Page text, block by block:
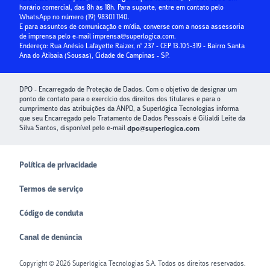
Crédito para Condomínios
Paybox
horário comercial, das 8h às 18h. Para suporte, entre em contato pelo
WhatsApp no número (19) 98301 1140.
E para assuntos de comunicação e mídia, converse com a nossa assessoria
de imprensa pelo e-mail imprensa@superlogica.com.
Endereço: Rua Anésio Lafayette Raizer, nº 237 - CEP 13.105-319 - Bairro Santa
Ana do Atibaia (Sousas), Cidade de Campinas - SP.
DPO - Encarregado de Proteção de Dados. Com o objetivo de designar um
ponto de contato para o exercício dos direitos dos titulares e para o
cumprimento das atribuições da ANPD, a Superlógica Tecnologias informa
que seu Encarregado pelo Tratamento de Dados Pessoais é Gilialdi Leite da
Silva Santos, disponível pelo e-mail dpo@superlogica.com
Copyright © 2026 Superlógica Tecnologias S.A. Todos os direitos reservados.
Política de privacidade
Termos de serviço
Código de conduta
Canal de denúncia